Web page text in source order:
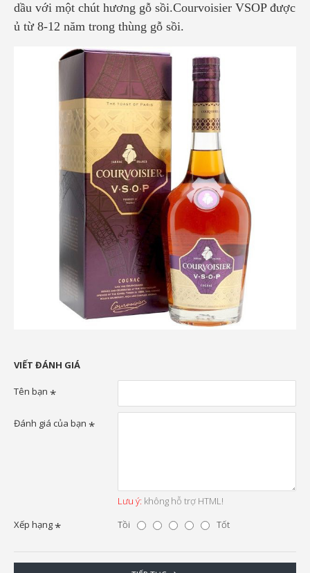
dầu với một chút hương gỗ sồi.Courvoisier VSOP được
ủ từ 8-12 năm trong thùng gỗ sồi.
VIẾT ĐÁNH GIÁ
Tên bạn
Đánh giá của bạn
Lưu ý: không hỗ trợ HTML!
Xếp hạng
Tồi Tốt